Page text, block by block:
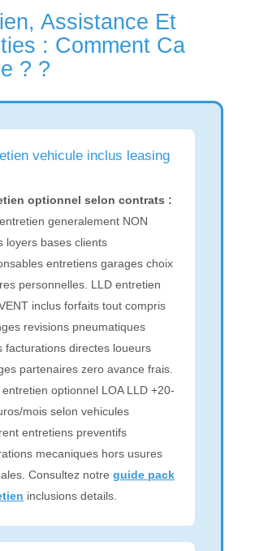
Assistance Et
: Comment Ca
? ?
vehicule inclus leasing
optionnel selon contrats :
generalement NON
loyers bases clients
entretiens garages choix
personnelles. LLD entretien
inclus forfaits tout compris
revisions pneumatiques
facturations directes loueurs
partenaires zero avance frais.
entretien optionnel LOA LLD +20-
mois selon vehicules
entretiens preventifs
mecaniques hors usures
Consultez notre guide pack
inclusions details.